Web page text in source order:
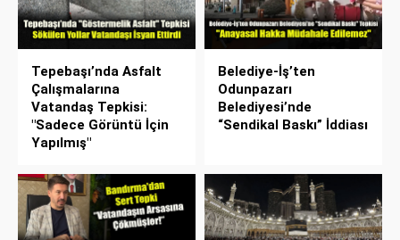
Tepebaşı’nda Asfalt
Çalışmalarına
Vatandaş Tepkisi:
"Sadece Görüntü İçin
Yapılmış"
Belediye-İş’ten
Odunpazarı
Belediyesi’nde
“Sendikal Baskı” İddiası